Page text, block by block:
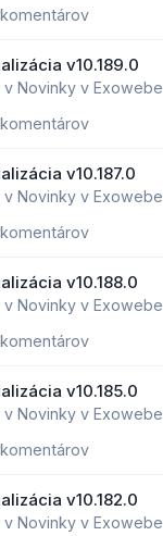
v10.189.0
v Novinky v Exowebe
v10.187.0
v Novinky v Exowebe
v10.188.0
v Novinky v Exowebe
v10.185.0
v Novinky v Exowebe
v10.182.0
v Novinky v Exowebe